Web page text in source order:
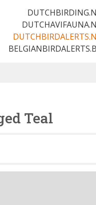
Teal